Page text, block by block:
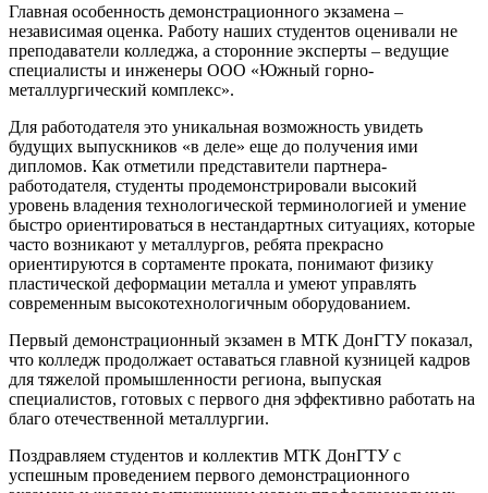
Главная особенность демонстрационного экзамена –
независимая оценка. Работу наших студентов оценивали не
преподаватели колледжа, а сторонние эксперты – ведущие
специалисты и инженеры ООО «Южный горно-
металлургический комплекс».
Для работодателя это уникальная возможность увидеть
будущих выпускников «в деле» еще до получения ими
дипломов. Как отметили представители партнера-
работодателя, студенты продемонстрировали высокий
уровень владения технологической терминологией и умение
быстро ориентироваться в нестандартных ситуациях, которые
часто возникают у металлургов, ребята прекрасно
ориентируются в сортаменте проката, понимают физику
пластической деформации металла и умеют управлять
современным высокотехнологичным оборудованием.
Первый демонстрационный экзамен в МТК ДонГТУ показал,
что колледж продолжает оставаться главной кузницей кадров
для тяжелой промышленности региона, выпуская
специалистов, готовых с первого дня эффективно работать на
благо отечественной металлургии.
Поздравляем студентов и коллектив МТК ДонГТУ с
успешным проведением первого демонстрационного